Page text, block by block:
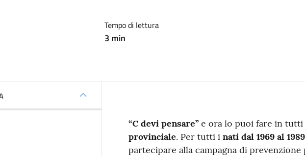
Tempo di lettura
3 min
“C devi pensare”e ora lo puoi fare in
provinciale. Per tutti i nati dal 1969 al 1989
partecipare alla campagna di